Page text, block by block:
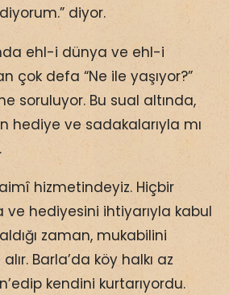
diyor.
ehl-i dünya ve ehl-i
çok defa “Ne ile yaşıyor?”
soruluyor. Bu sual altında,
hediye ve sadakalarıyla mı
hizmetindeyiz. Hiçbir
ve hediyesini ihtiyarıyla kabul
zaman, mukabilini
Barla’da köy halkı az
kendini kurtarıyordu.